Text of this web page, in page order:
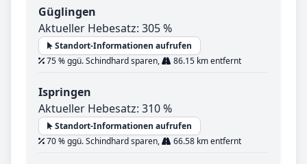
Güglingen
Aktueller Hebesatz: 305 %
Standort-Informationen aufrufen
75 % ggü. Schindhard sparen,
86.15 km entfernt
Ispringen
Aktueller Hebesatz: 310 %
Standort-Informationen aufrufen
70 % ggü. Schindhard sparen,
66.58 km entfernt